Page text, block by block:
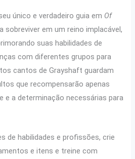
único e verdadeiro guia em Of
sobreviver em um reino implacável,
suas habilidades de
com diferentes grupos para
cantos de Grayshaft guardam
que recompensarão apenas
e a determinação necessárias para
de habilidades e profissões, crie
e itens e treine com